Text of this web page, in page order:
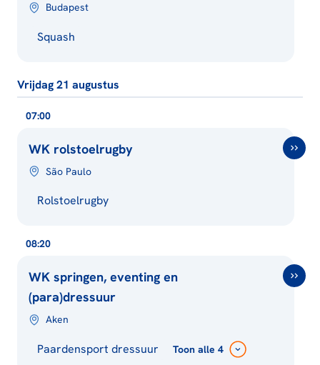
Budapest
Squash
Vrijdag 21 augustus
07:00
WK rolstoelrugby
São Paulo
Rolstoelrugby
08:20
WK springen, eventing en
(para)dressuur
Aken
Paardensport dressuur Toon alle 4